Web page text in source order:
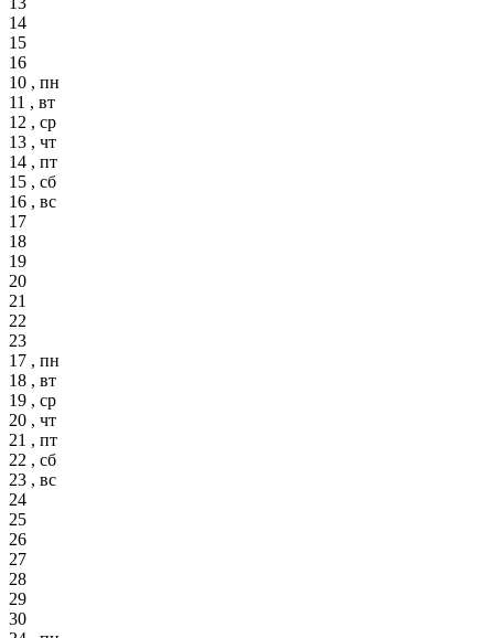
14
15
16
10 , пн
11 , вт
12 , ср
13 , чт
14 , пт
15 , сб
16 , вс
17
18
19
20
21
22
23
17 , пн
18 , вт
19 , ср
20 , чт
21 , пт
22 , сб
23 , вс
24
25
26
27
28
29
30